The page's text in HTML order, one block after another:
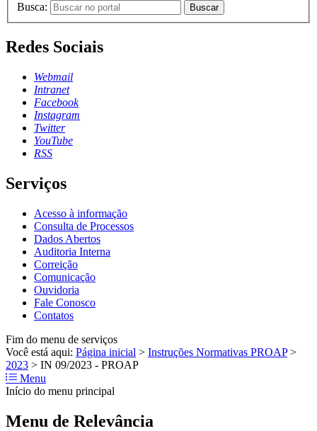
Busca: Buscar
Redes Sociais
Webmail
Intranet
Facebook
Instagram
Twitter
YouTube
RSS
Serviços
Acesso à informação
Consulta de Processos
Dados Abertos
Auditoria Interna
Correição
Comunicação
Ouvidoria
Fale Conosco
Contatos
Fim do menu de serviços
Você está aqui: Página inicial > Instruções Normativas PROAP >
2023 > IN 09/2023 - PROAP
Menu
Início do menu principal
Menu de Relevância